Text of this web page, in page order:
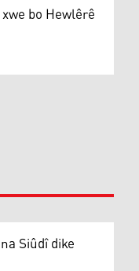
bo Hewlêrê
Siûdî dike